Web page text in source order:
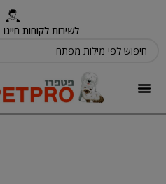
לשירות לקוחות חייגו